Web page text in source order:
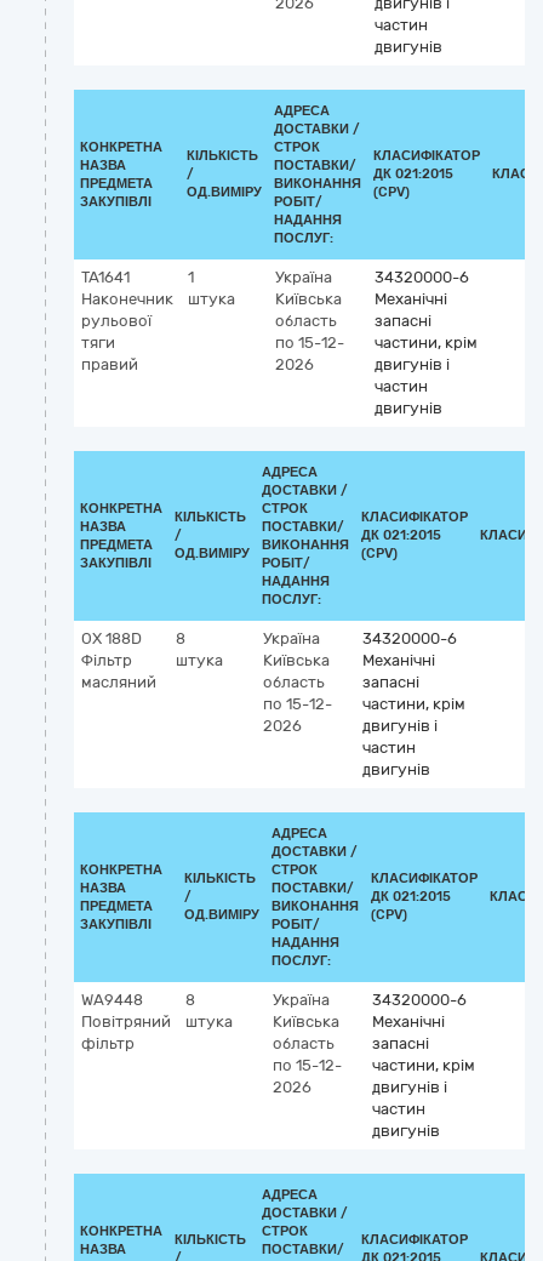
частин
двигунів
КОНКРЕТНА
НАЗВА
ПРЕДМЕТА
ЗАКУПІВЛІ
КІЛЬКІСТЬ
/
ОД.ВИМІРУ
АДРЕСА
ДОСТАВКИ /
СТРОК
ПОСТАВКИ/
ВИКОНАННЯ
РОБІТ/
НАДАННЯ
ПОСЛУГ:
КЛАСИФІКАТОР
ДК 021:2015
(CPV)
TA1641
Наконечник
рульової
тяги
правий
1
штука
Україна
Київська
область
по 15-12-
2026
34320000-6
Механічні
запасні
частини, крім
двигунів і
частин
двигунів
КОНКРЕТНА
НАЗВА
ПРЕДМЕТА
ЗАКУПІВЛІ
КІЛЬКІСТЬ
/
ОД.ВИМІРУ
АДРЕСА
ДОСТАВКИ /
СТРОК
ПОСТАВКИ/
ВИКОНАННЯ
РОБІТ/
НАДАННЯ
ПОСЛУГ:
КЛАСИФІКАТОР
ДК 021:2015
(CPV)
OX 188D
Фільтр
масляний
8
штука
Україна
Київська
область
по 15-12-
2026
34320000-6
Механічні
запасні
частини, крім
двигунів і
частин
двигунів
КОНКРЕТНА
НАЗВА
ПРЕДМЕТА
ЗАКУПІВЛІ
КІЛЬКІСТЬ
/
ОД.ВИМІРУ
АДРЕСА
ДОСТАВКИ /
СТРОК
ПОСТАВКИ/
ВИКОНАННЯ
РОБІТ/
НАДАННЯ
ПОСЛУГ:
КЛАСИФІКАТОР
ДК 021:2015
(CPV)
WA9448
Повітряний
фільтр
8
штука
Україна
Київська
область
по 15-12-
2026
34320000-6
Механічні
запасні
частини, крім
двигунів і
частин
двигунів
КОНКРЕТНА
НАЗВА
КІЛЬКІСТЬ
АДРЕСА
ДОСТАВКИ /
СТРОК
ПОСТАВКИ/
КЛАСИФІКАТОР